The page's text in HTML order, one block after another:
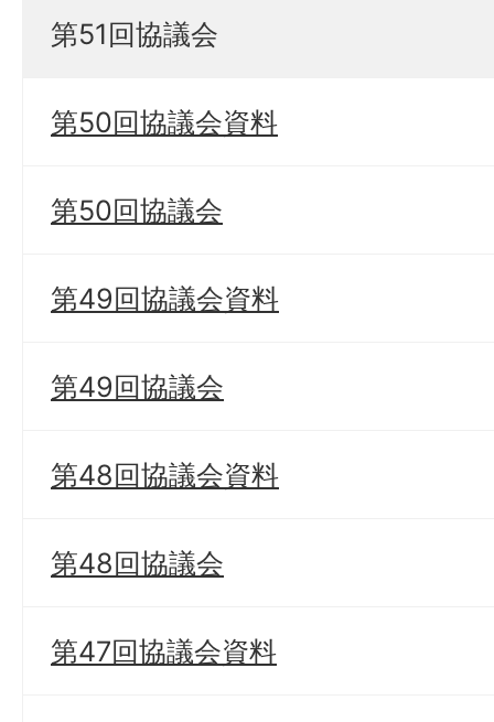
第51回協議会
第50回協議会資料
第50回協議会
第49回協議会資料
第49回協議会
第48回協議会資料
第48回協議会
第47回協議会資料